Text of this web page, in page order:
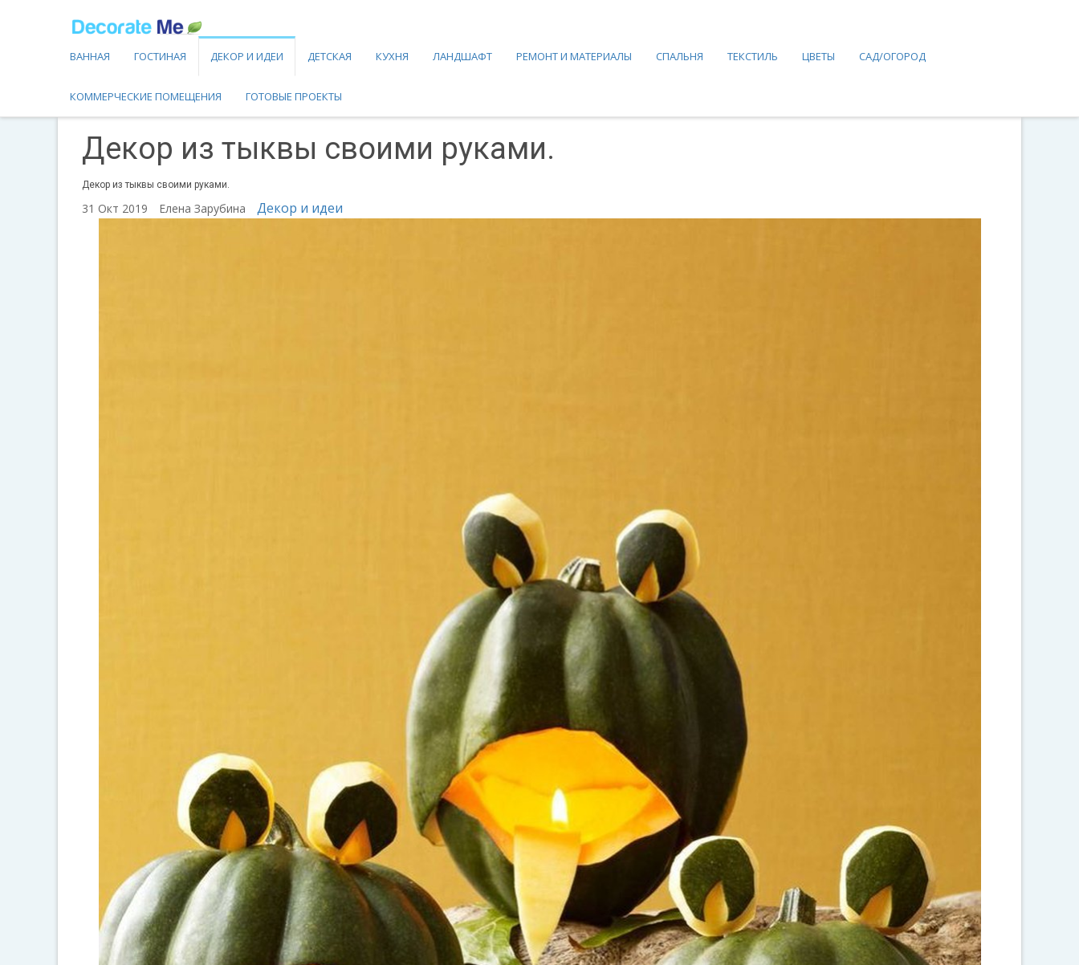
ВАННАЯ ГОСТИНАЯ ДЕКОР И ИДЕИ ДЕТСКАЯ КУХНЯ ЛАНДШАФТ РЕМОНТ И МАТЕРИАЛЫ СПАЛЬНЯ ТЕКСТИЛЬ ЦВЕТЫ САД/ОГОРОД
КОММЕРЧЕСКИЕ ПОМЕЩЕНИЯ ГОТОВЫЕ ПРОЕКТЫ
Декор из тыквы своими руками.
Декор из тыквы своими руками.
31 Окт 2019 Елена Зарубина Декор и идеи